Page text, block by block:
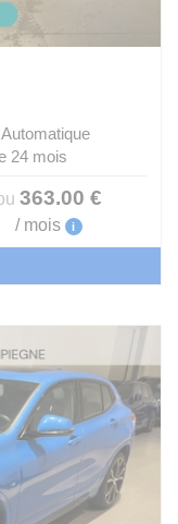
24 mois
363.00 €
/ mois i